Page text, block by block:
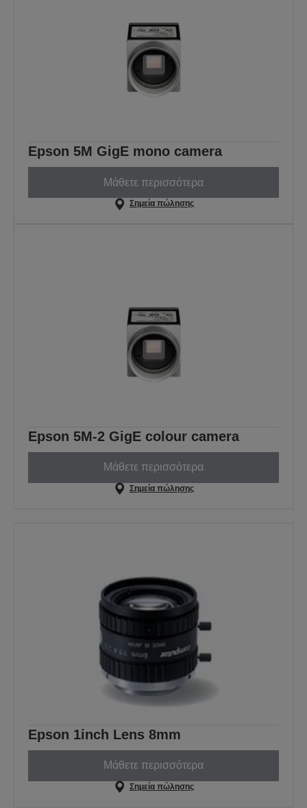
Epson 5M GigE mono camera
Μάθετε περισσότερα
Σημεία πώλησης
Epson 5M-2 GigE colour camera
Μάθετε περισσότερα
Σημεία πώλησης
Epson 1inch Lens 8mm
Μάθετε περισσότερα
Σημεία πώλησης